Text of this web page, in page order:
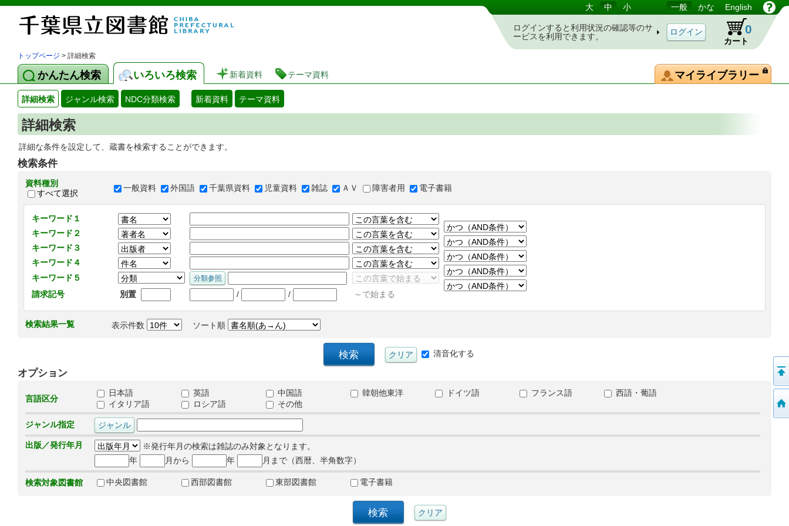
図書館 蔵書検索・予約システム 大 中 小 一般 かな English
ログインすると利用状況の確認等のサ
ービスを利用できます。
カート
0
トップページ > 詳細検索
かんたん検索 いろいろ検索 新着資料 テーマ資料 マイライブラリー
詳細検索 ジャンル検索 NDC分類検索 新着資料 テーマ資料
詳細検索
詳細な条件を設定して、蔵書を検索することができます。
検索条件
資料種別
すべて選択
一般資料 外国語 千葉県資料 児童資料 雑誌 ＡＶ 障害者用 電子書籍
キーワード１
キーワード２
キーワード３
キーワード４
キーワード５
請求記号
別置 / / ～で始まる
検索結果一覧 表示件数 ソート順
清音化する
オプション
言語区分
日本語 英語 中国語 韓朝他東洋 ドイツ語 フランス語
西語・葡語
イタリア語
ロシア語 その他
ジャンル指定
出版／発行年月
※発行年月の検索は雑誌のみ対象となります。
年
月から 年 月まで（西暦、半角数字）
検索対象図書館 中央図書館 西部図書館 東部図書館 電子書籍